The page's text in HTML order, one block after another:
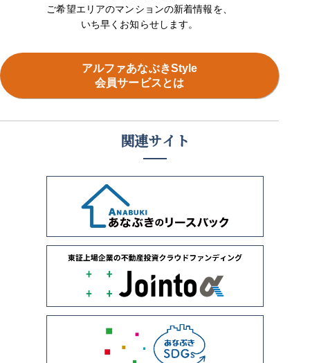
ご希望エリアのマンションの新着情報を、
いち早くお知らせします。
アルファあなぶきStyle
会員サービスとは
関連サイト